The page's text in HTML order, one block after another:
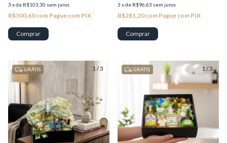
3 xde R$103,30 sem juros
R$300,60com Pague com PIX
3 xde R$96,63 sem juros
R$281,20com Pague com PIX
1/3
GRÁTIS 1/3
GRÁTIS